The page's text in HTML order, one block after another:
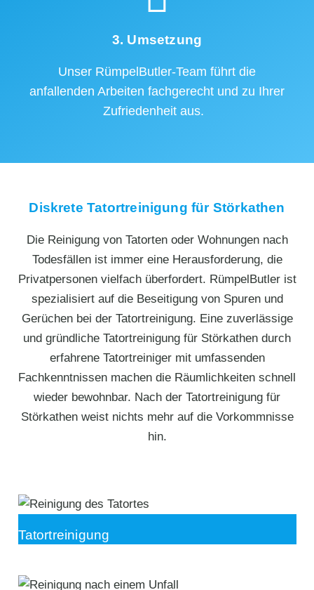
3. Umsetzung
Unser RümpelButler-Team führt die
anfallenden Arbeiten fachgerecht und zu Ihrer
Zufriedenheit aus.
Diskrete Tatortreinigung für Störkathen
Die Reinigung von Tatorten oder Wohnungen nach
Todesfällen ist immer eine Herausforderung, die
Privatpersonen vielfach überfordert. RümpelButler ist
spezialisiert auf die Beseitigung von Spuren und
Gerüchen bei der Tatortreinigung. Eine zuverlässige
und gründliche Tatortreinigung für Störkathen durch
erfahrene Tatortreiniger mit umfassenden
Fachkenntnissen machen die Räumlichkeiten schnell
wieder bewohnbar. Nach der Tatortreinigung für
Störkathen weist nichts mehr auf die Vorkommnisse
hin.
Tatortreinigung